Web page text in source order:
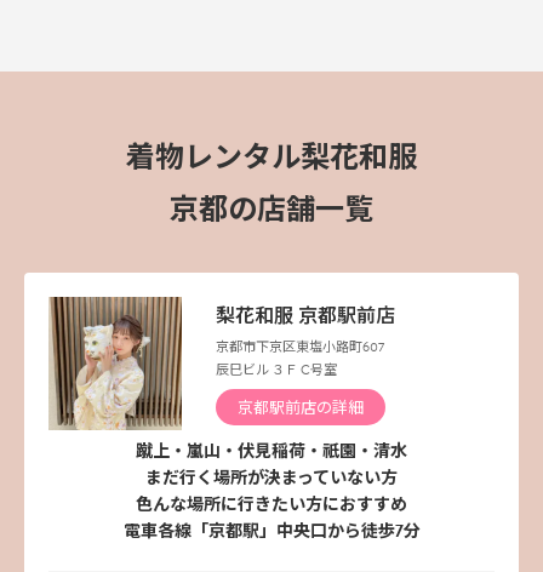
着物レンタル梨花和服
京都の店舗一覧
梨花和服 京都駅前店
京都市下京区東塩小路町607
辰巳ビル ３Ｆ C号室
京都駅前店の詳細
蹴上・嵐山・伏見稲荷・祇園・清水
まだ行く場所が決まっていない方
色んな場所に行きたい方におすすめ
電車各線「京都駅」中央口から徒歩7分